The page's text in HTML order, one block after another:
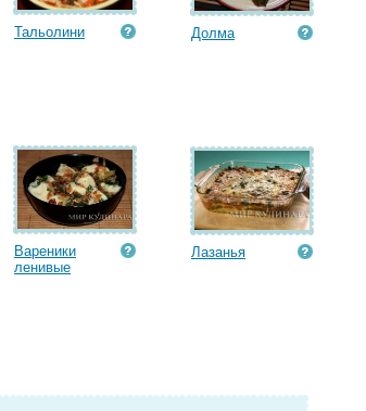
Тальолини Долма
Вареники
ленивые
Лазанья